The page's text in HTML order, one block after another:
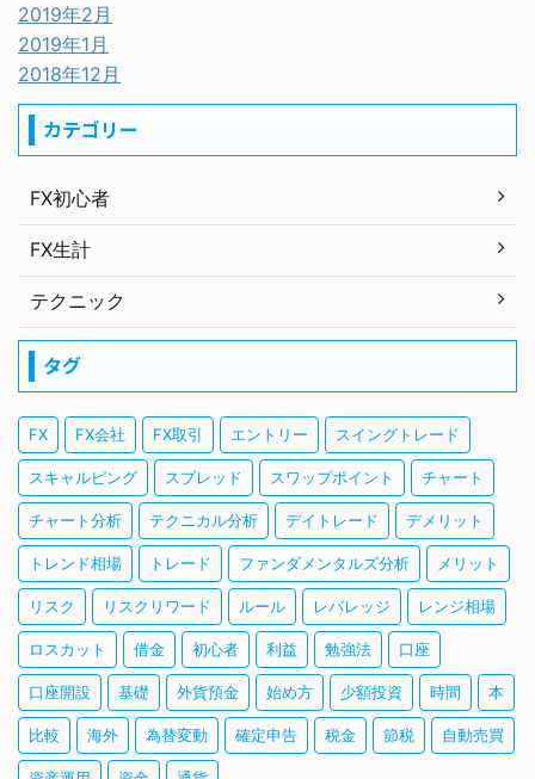
2019年2月
2019年1月
2018年12月
カテゴリー
FX初心者
FX生計
テクニック
タグ
FX FX会社 FX取引 エントリー スイングトレード
スキャルピング スプレッド スワップポイント チャート
チャート分析 テクニカル分析 デイトレード デメリット
トレンド相場 トレード ファンダメンタルズ分析 メリット
リスク リスクリワード ルール レバレッジ レンジ相場
ロスカット 借金 初心者 利益 勉強法 口座
口座開設 基礎 外貨預金 始め方 少額投資 時間 本
比較 海外 為替変動 確定申告 税金 節税 自動売買